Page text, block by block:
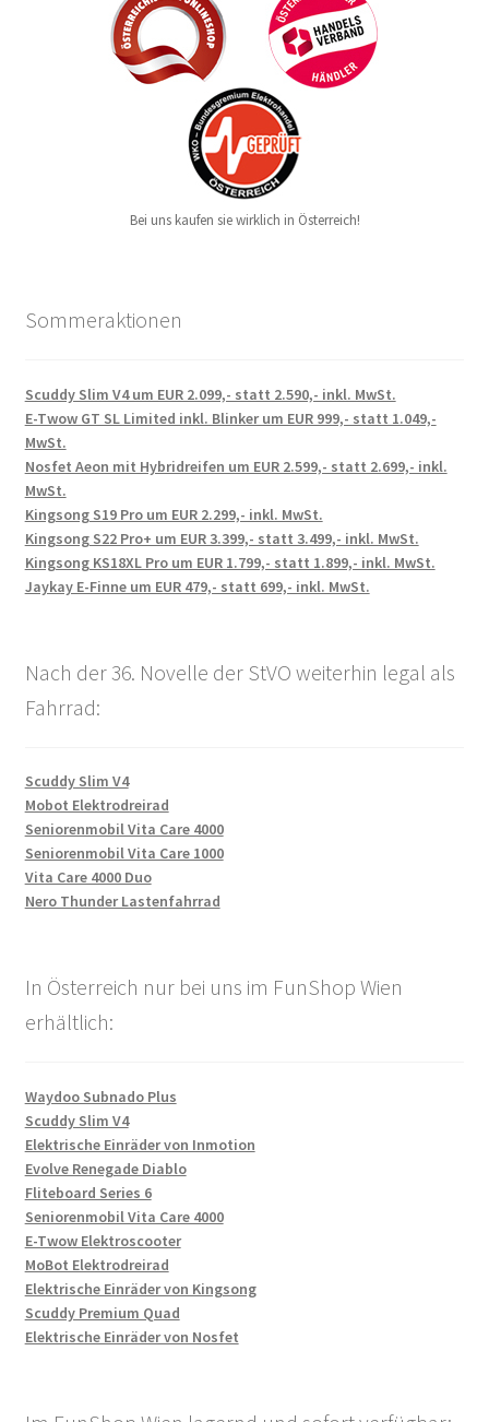
Bei uns kaufen sie wirklich in Österreich!
Sommeraktionen
Scuddy Slim V4 um EUR 2.099,- statt 2.590,- inkl. MwSt.
E-Twow GT SL Limited inkl. Blinker um EUR 999,- statt 1.049,-
MwSt.
Nosfet Aeon mit Hybridreifen um EUR 2.599,- statt 2.699,- inkl.
MwSt.
Kingsong S19 Pro um EUR 2.299,- inkl. MwSt.
Kingsong S22 Pro+ um EUR 3.399,- statt 3.499,- inkl. MwSt.
Kingsong KS18XL Pro um EUR 1.799,- statt 1.899,- inkl. MwSt.
Jaykay E-Finne um EUR 479,- statt 699,- inkl. MwSt.
Nach der 36. Novelle der StVO weiterhin legal als
Fahrrad:
Scuddy Slim V4
Mobot Elektrodreirad
Seniorenmobil Vita Care 4000
Seniorenmobil Vita Care 1000
Vita Care 4000 Duo
Nero Thunder Lastenfahrrad
In Österreich nur bei uns im FunShop Wien
erhältlich:
Waydoo Subnado Plus
Scuddy Slim V4
Elektrische Einräder von Inmotion
Evolve Renegade Diablo
Fliteboard Series 6
Seniorenmobil Vita Care 4000
E-Twow Elektroscooter
MoBot Elektrodreirad
Elektrische Einräder von Kingsong
Scuddy Premium Quad
Elektrische Einräder von Nosfet